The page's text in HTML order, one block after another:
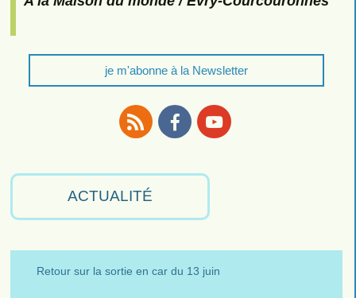
je m'abonne à la Newsletter
ACTUALITÉ
Retour sur la sortie en car du 13 juin